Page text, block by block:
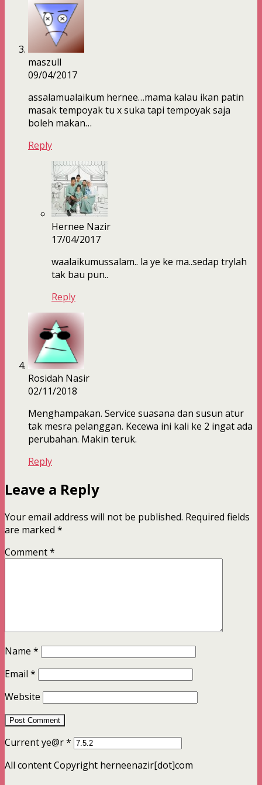
maszull
09/04/2017
assalamualaikum hernee…mama kalau ikan patin
masak tempoyak tu x suka tapi tempoyak saja
boleh makan…
Reply
Hernee Nazir
17/04/2017
waalaikumussalam.. la ye ke ma..sedap trylah
tak bau pun..
Reply
Rosidah Nasir
02/11/2018
Menghampakan. Service suasana dan susun atur
tak mesra pelanggan. Kecewa ini kali ke 2 ingat ada
perubahan. Makin teruk.
Reply
Leave a Reply
Your email address will not be published. Required fields
are marked *
Comment*
Name *
Email *
Website
Current ye@r*
All content Copyright herneenazir[dot]com